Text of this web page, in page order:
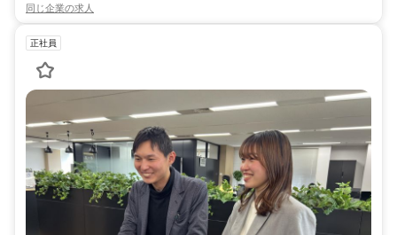
同じ企業の求人
正社員